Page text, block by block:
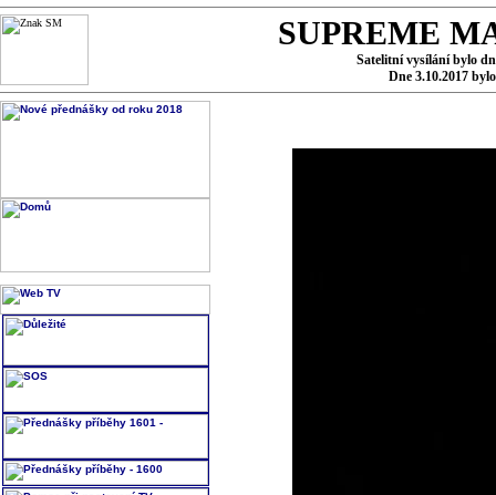
SUPREME
Satelitní vysílání bylo
Dne 3.10.2017